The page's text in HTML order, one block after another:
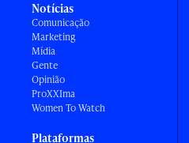
Notícias
Comunicação
Marketing
Mídia
Gente
Opinião
ProXXIma
Women To Watch
Plataformas